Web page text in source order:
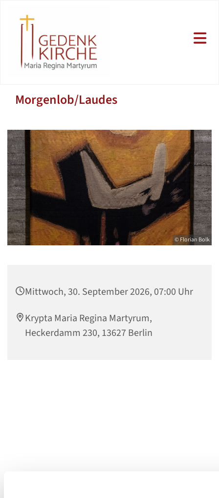
Morgenlob/Laudes
© Florian Bolk
Mittwoch, 30. September 2026, 07:00 Uhr
Krypta Maria Regina Martyrum,
Heckerdamm 230, 13627 Berlin